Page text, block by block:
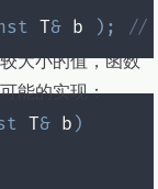
T& b ) ;
//
大小的值，函数
能的实现：
T& b )